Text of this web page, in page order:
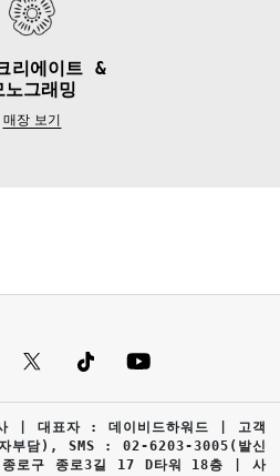
리에이트 &
노그래밍
매장 보기
사 | 대표자 : 데이비드하워드 | 고객
부담), SMS : 02-6203-3005(발신
로구 종로3길 17 D타워 18층 | 사